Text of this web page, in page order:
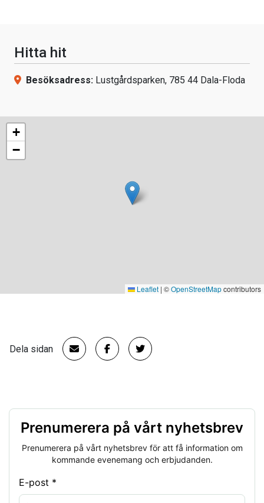
Hitta hit
Besöksadress: Lustgårdsparken, 785 44 Dala-Floda
+
−
Leaflet | ©OpenStreetMapcontributors
Dela sidan
Prenumerera på vårt nyhetsbrev
Prenumerera på vårt nyhetsbrev för att få information om
kommande evenemang och erbjudanden.
E-post *